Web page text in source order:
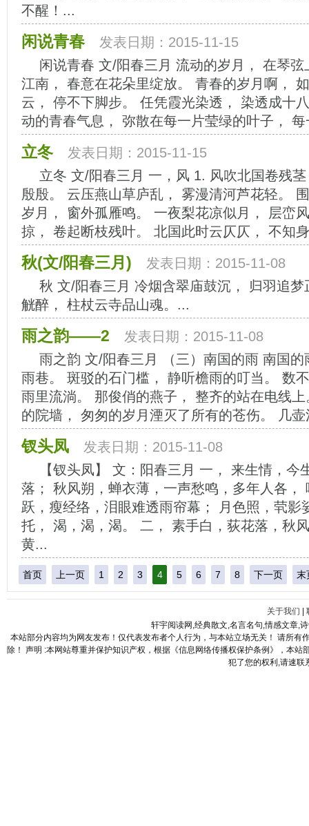
不醒！...
闲说青春
发表日期：2015-11-15
闲说青春 文/阳春三月 流动的岁月， 在琴
江南， 春意在花朵里绽放。 青春的岁月啊，
云， 停不下脚步。 任凭霞光染透， 染透成十
动的青春气息， 弥散在每一片莹绿的叶子，
立冬
发表日期：2015-11-15
立冬 文/阳春三月 一，风 1. 风吹北国卷残
殷殷。 云压燕山草庐乱， 雾漫清河芦花轻。
岁月， 窗外孤雁鸣。 一夜梨花凉似月， 层峦
掠， 卷起断枝残叶。 北国此时云仄仄， 不知
秋(文/阳春三月)
发表日期：2015-11-08
秋 文/阳春三月 冷烟含翠庙鼓沉， 归羽追
觥醉， 柱杖云寺品山魂。...
雨之韵——2
发表日期：2015-11-08
雨之韵 文/阳春三月 （三）南国的雨 南国
雨巷。 斑驳的石门槛， 静听檐雨的叮当。 数
雨里流淌。 那俊俏的燕子， 整齐的站在电线
的院墙， 匆匆的岁月湮灭了所有的苍伤。 几
钗头凤
发表日期：2015-11-08
【钗头凤】 文：阳春三月 一， 来生情，今
落； 秋风朔，蝉衣薄，一声愁鸣，多年人各，
跃，瘦经络，泪眼难透雨帘幕； 月色照，茕影
托， 渴，渴，渴。 二， 素手白，荻花落，秋
黄...
首页 上一页 1 2 3 4 5 6 7 8 下一页 末
关于我们
轩宇阅读网,经典散文,名言名句,情感文章,
本站部分内容均为网友发布！仅代表发布者个人行为，与本站立场无关！ 请所
除！ 声明 :本网站尊重并保护知识产权，根据《信息网络传播权保护条例》，本
犯了您的权利,请速联